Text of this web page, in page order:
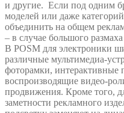
и другие. Если под одним
моделей или даже
объединить на общем
– в случае большого
В POSM для электроники
различные мультимедиа-
фоторамки, интерактивные
воспроизводящие видео-
продвижения. Кроме того,
заметности рекламного